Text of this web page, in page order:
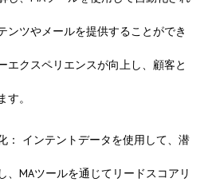
ンツやメールを提供することができ
エクスペリエンスが向上し、顧客と
。
： インテントデータを使用して、潜
、MAツールを通じてリードスコアリ